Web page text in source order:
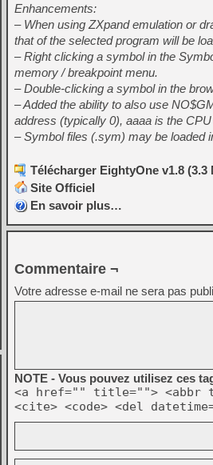
Enhancements:
– When using ZXpand emulation or
that of the selected program will be
– Right clicking a symbol in the
memory / breakpoint menu.
– Double-clicking a symbol in the
– Added the ability to also use
address (typically 0), aaaa is the
– Symbol files (.sym) may be loaded
Télécharger EightyOne v1.8 (3.3
Site Officiel
En savoir plus…
Commentaire ¬
Votre adresse e-mail ne sera pas
NOTE - Vous pouvez utilisez ces
<a href="" title=""> <abbr
<cite> <code> <del